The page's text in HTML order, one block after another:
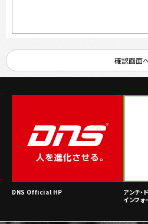
DNS Official HP
アンチ・
インフォ